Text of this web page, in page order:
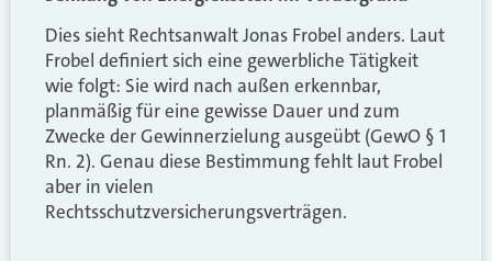
Dies sieht Rechtsanwalt Jonas Frobel anders. Laut
Frobel definiert sich eine gewerbliche Tätigkeit
wie folgt: Sie wird nach außen erkennbar,
planmäßig für eine gewisse Dauer und zum
Zwecke der Gewinnerzielung ausgeübt (GewO § 1
Rn. 2). Genau diese Bestimmung fehlt laut Frobel
aber in vielen
Rechtsschutzversicherungsverträgen.